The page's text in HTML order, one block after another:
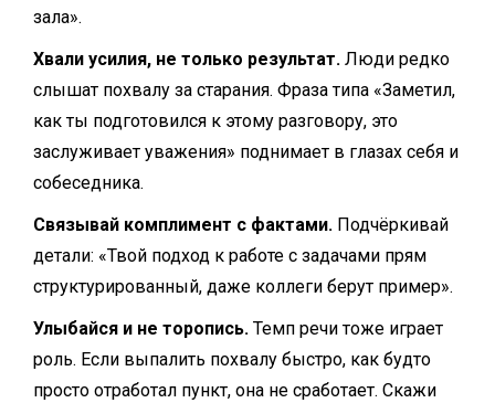
зала».
Хвали усилия, не только результат. Люди редко
слышат похвалу за старания. Фраза типа «Заметил,
как ты подготовился к этому разговору, это
заслуживает уважения» поднимает в глазах себя и
собеседника.
Связывай комплимент с фактами. Подчёркивай
детали: «Твой подход к работе с задачами прям
структурированный, даже коллеги берут пример».
Улыбайся и не торопись. Темп речи тоже играет
роль. Если выпалить похвалу быстро, как будто
просто отработал пункт, она не сработает. Скажи